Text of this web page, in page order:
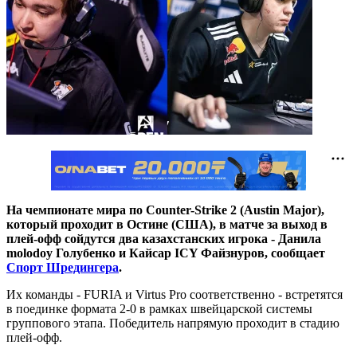
На чемпионате мира по Counter-Strike 2 (Austin Major),
который проходит в Остине (США), в матче за выход в
плей-офф сойдутся два казахстанских игрока - Данила
molodoy Голубенко и Кайсар ICY Файзнуров, сообщает
Спорт Шредингера.
Их команды - FURIA и Virtus Pro соответственно - встретятся
в поединке формата 2-0 в рамках швейцарской системы
группового этапа. Победитель напрямую проходит в стадию
плей-офф.